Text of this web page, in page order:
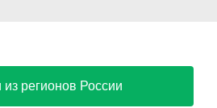
из регионов России